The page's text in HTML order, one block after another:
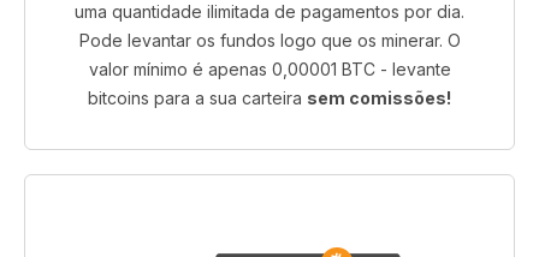
uma quantidade ilimitada de pagamentos por dia.
Pode levantar os fundos logo que os minerar. O
valor mínimo é apenas 0,00001 BTC - levante
bitcoins para a sua carteira sem comissões!